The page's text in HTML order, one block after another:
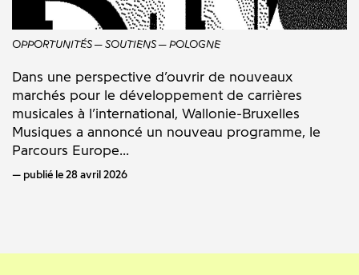
OPPORTUNITÉS SOUTIENS POLOGNE
Dans une perspective d’ouvrir de nouveaux
marchés pour le développement de carrières
musicales à l’international, Wallonie-Bruxelles
Musiques a annoncé un nouveau programme, le
Parcours Europe...
publié le 28 avril 2026